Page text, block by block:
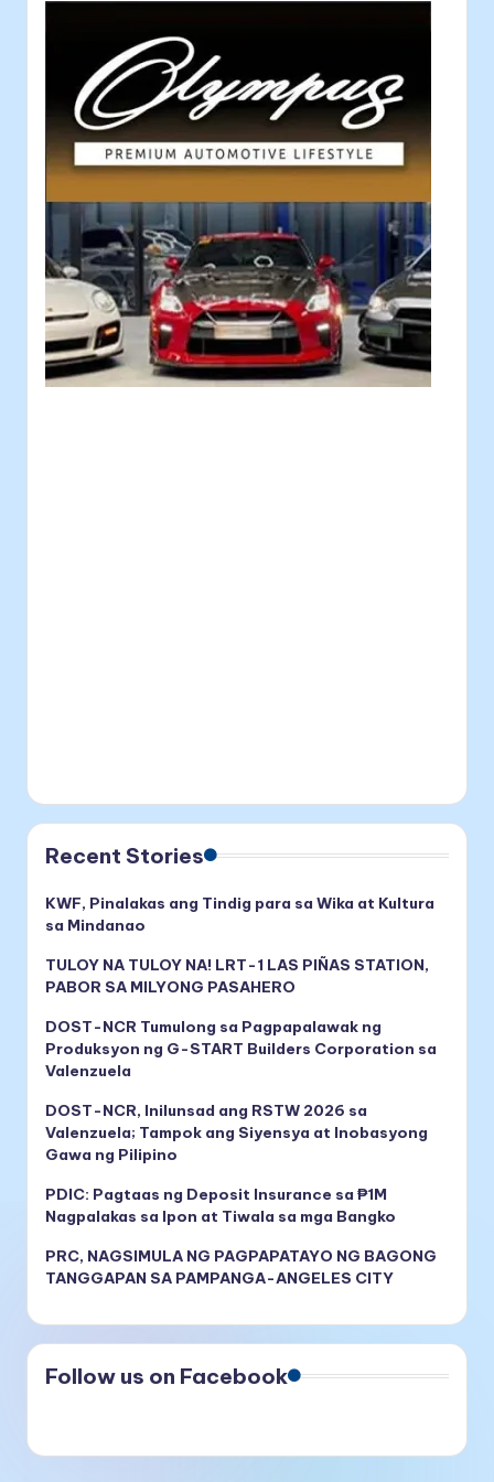
Recent Stories
KWF, Pinalakas ang Tindig para sa Wika at Kultura
sa Mindanao
TULOY NA TULOY NA! LRT-1 LAS PIÑAS STATION,
PABOR SA MILYONG PASAHERO
DOST-NCR Tumulong sa Pagpapalawak ng
Produksyon ng G-START Builders Corporation sa
Valenzuela
DOST-NCR, Inilunsad ang RSTW 2026 sa
Valenzuela; Tampok ang Siyensya at Inobasyong
Gawa ng Pilipino
PDIC: Pagtaas ng Deposit Insurance sa ₱1M
Nagpalakas sa Ipon at Tiwala sa mga Bangko
PRC, NAGSIMULA NG PAGPAPATAYO NG BAGONG
TANGGAPAN SA PAMPANGA-ANGELES CITY
Follow us on Facebook